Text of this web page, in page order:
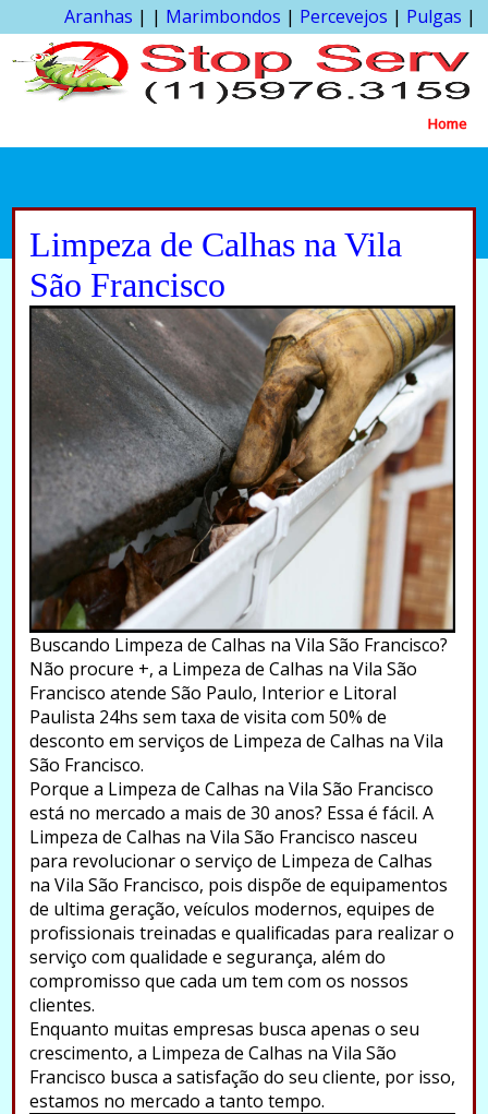
Aranhas | | Marimbondos | Percevejos | Pulgas |
Home
Limpeza de Calhas na Vila
São Francisco
Buscando Limpeza de Calhas na Vila São Francisco?
Não procure +, a Limpeza de Calhas na Vila São
Francisco atende São Paulo, Interior e Litoral
Paulista 24hs sem taxa de visita com 50% de
desconto em serviços de Limpeza de Calhas na Vila
São Francisco.
Porque a Limpeza de Calhas na Vila São Francisco
está no mercado a mais de 30 anos? Essa é fácil. A
Limpeza de Calhas na Vila São Francisco nasceu
para revolucionar o serviço de Limpeza de Calhas
na Vila São Francisco, pois dispõe de equipamentos
de ultima geração, veículos modernos, equipes de
profissionais treinadas e qualificadas para realizar o
serviço com qualidade e segurança, além do
compromisso que cada um tem com os nossos
clientes.
Enquanto muitas empresas busca apenas o seu
crescimento, a Limpeza de Calhas na Vila São
Francisco busca a satisfação do seu cliente, por isso,
estamos no mercado a tanto tempo.